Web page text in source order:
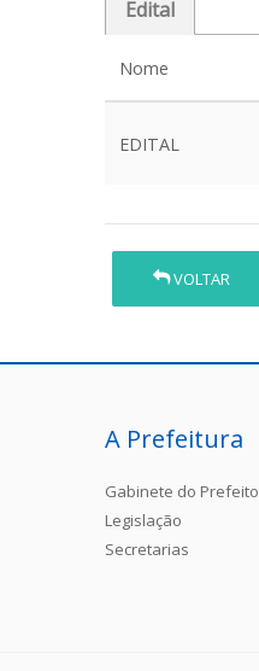
Edital
Nome
EDITAL
VOLTAR
A Prefeitura
Gabinete do Prefeito
Legislação
Secretarias